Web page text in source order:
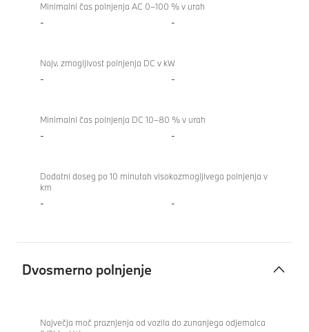
Minimalni čas polnjenja AC 0–100 % v urah
- -
Najv. zmogljivost polnjenja DC v kW
- -
Minimalni čas polnjenja DC 10–80 % v urah
- -
Dodatni doseg po 10 minutah visokozmogljivega polnjenja v
km
- -
Dvosmerno polnjenje
polnjenje
Gran
Največja moč praznjenja od vozila do zunanjega odjemalca